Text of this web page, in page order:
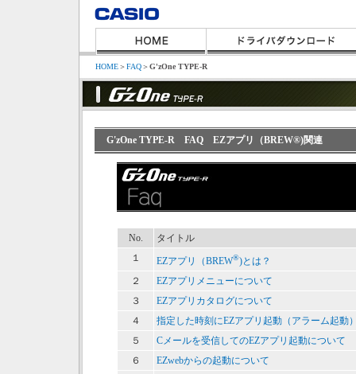
HOME＞FAQ＞G'zOne TYPE-R
G'zOne TYPE-R FAQ EZアプリ（BREW®)関連
No.
タイトル
１
EZアプリ（BREW®)とは？
２
EZアプリメニューについて
３
EZアプリカタログについて
４
指定した時刻にEZアプリ起動（アラーム起動
５
Cメールを受信してのEZアプリ起動について
６
EZwebからの起動について